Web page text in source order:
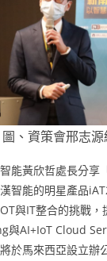
圖、資策會邢志源
黃欣哲處長分享
智能的明星產品
與IT整合的挑戰
與AI+IoT Cloud
於馬來西亞設立辦